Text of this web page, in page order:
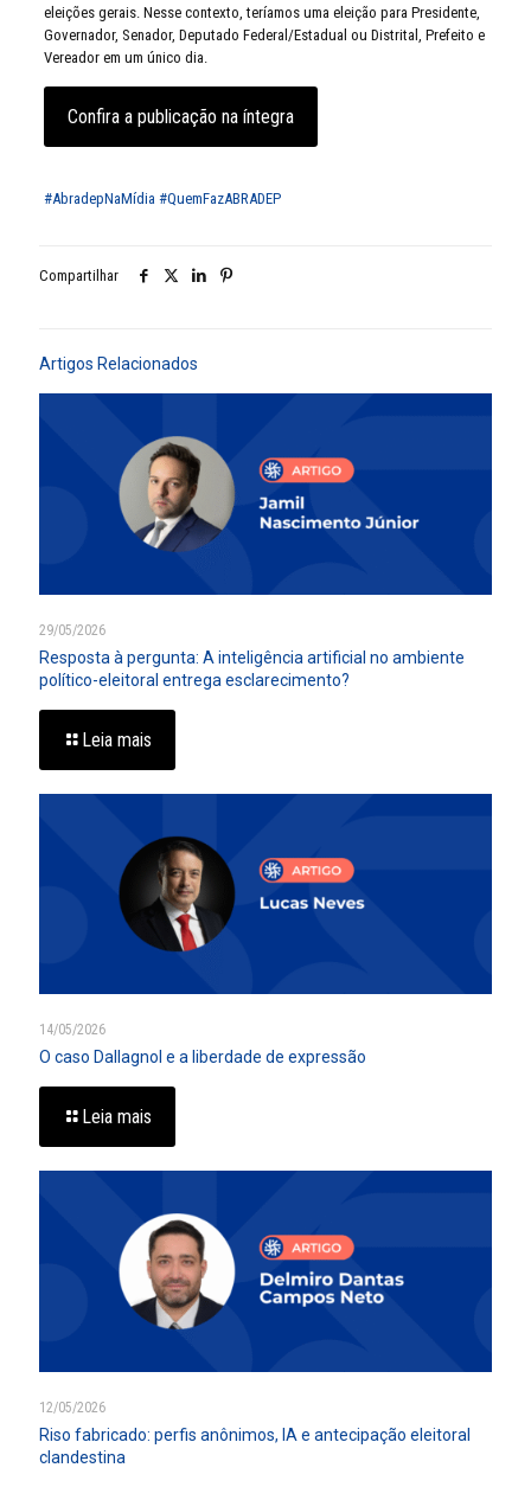
eleições gerais. Nesse contexto, teríamos uma eleição para Presidente,
Governador, Senador, Deputado Federal/Estadual ou Distrital, Prefeito e
Vereador em um único dia.
Confira a publicação na íntegra
#AbradepNaMídia #QuemFazABRADEP
Compartilhar
Artigos Relacionados
29/05/2026
Resposta à pergunta: A inteligência artificial no ambiente
político-eleitoral entrega esclarecimento?
Leia mais
14/05/2026
O caso Dallagnol e a liberdade de expressão
Leia mais
12/05/2026
Riso fabricado: perfis anônimos, IA e antecipação eleitoral
clandestina